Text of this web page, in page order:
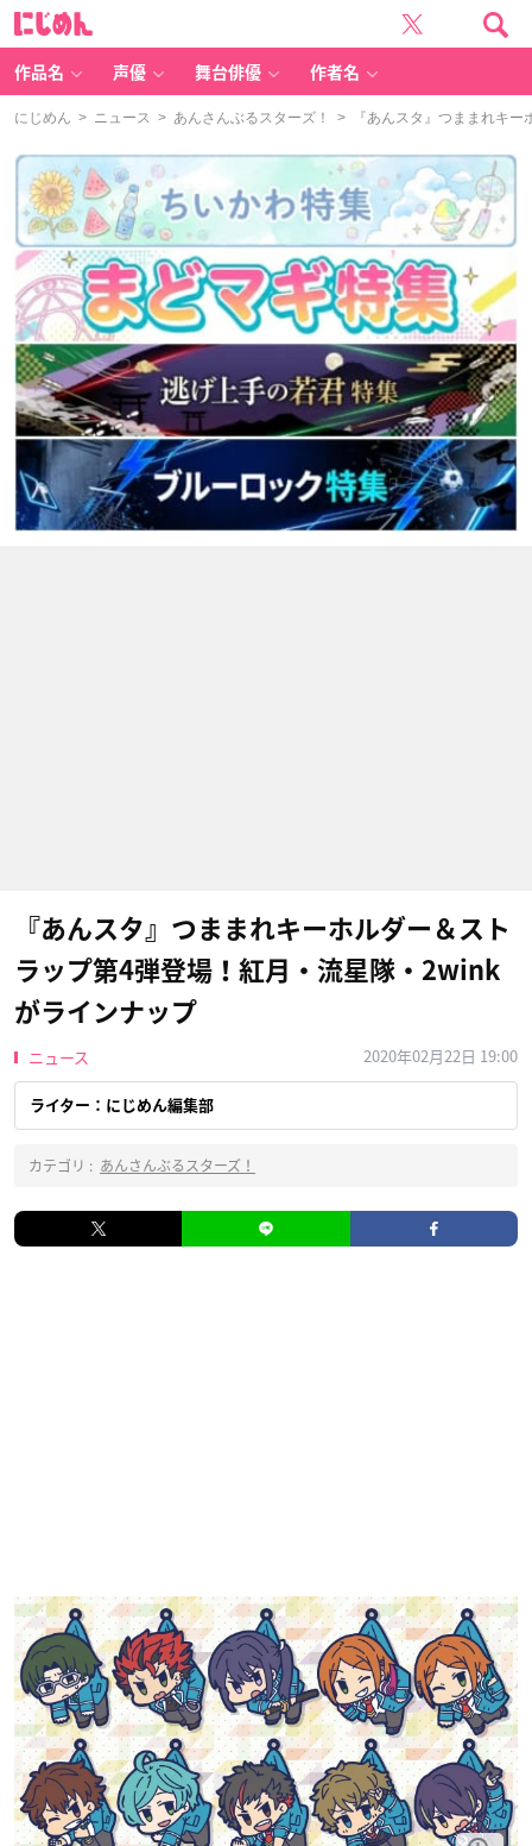
作品名 声優 舞台俳優 作者名
にじめん > ニュース > あんさんぶるスターズ！ > 『あんスタ』つままれキー
『あんスタ』つままれキーホルダー＆スト
ラップ第4弾登場！紅月・流星隊・2wink
がラインナップ
ニュース 2020年02月22日 19:00
ライター：にじめん編集部
カテゴリ : あんさんぶるスターズ！